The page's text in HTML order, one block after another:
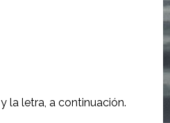
y la letra, a continuación.